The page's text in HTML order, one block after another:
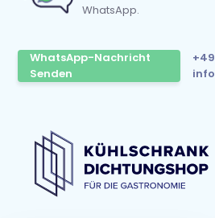
WhatsApp.
WhatsApp-Nachricht
Senden